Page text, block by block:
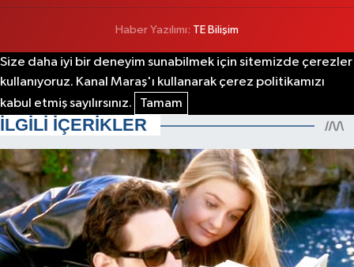
Haber Yazılımı: TE Bilişim
Size daha iyi bir deneyim sunabilmek için sitemizde çerezler
kullanıyoruz. Kanal Maraş'ı kullanarak çerez politikamızı
kabul etmiş sayılırsınız.
Tamam